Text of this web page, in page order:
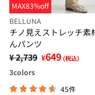
MAX83%off
BELLUNA
チノ見えストレッチ素
んパンツ
¥ 2,739 ¥649 (税込)
3colors
45件